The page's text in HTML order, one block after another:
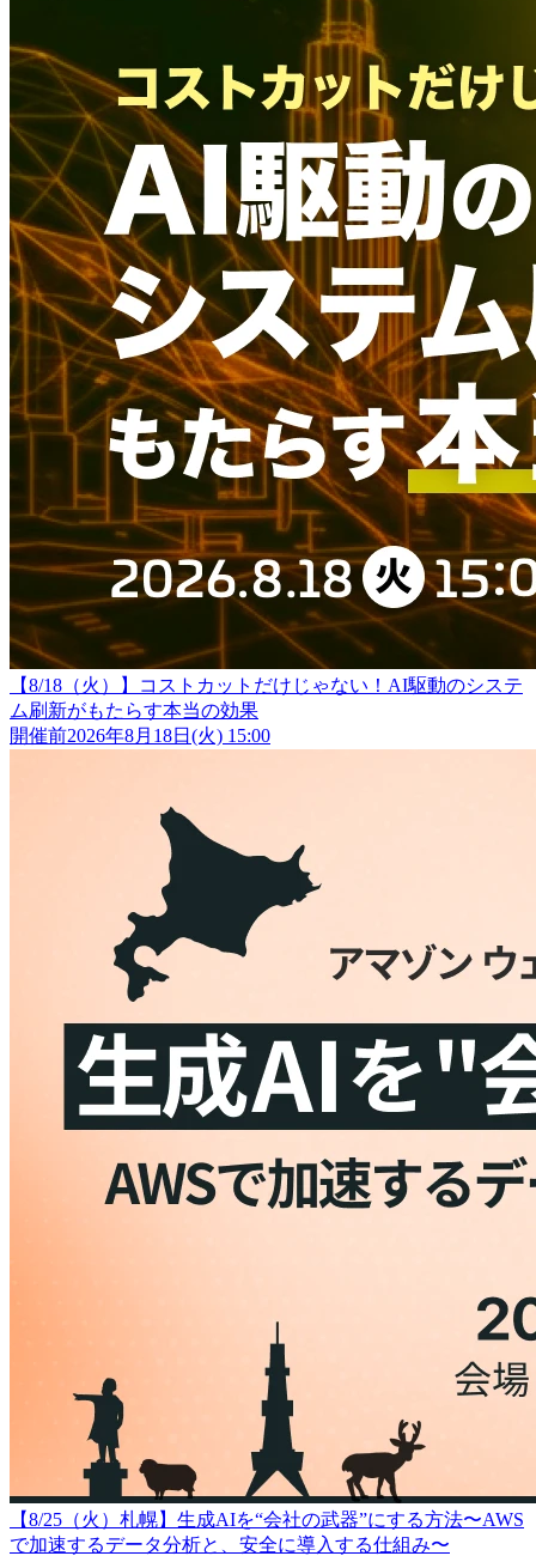
【8/18（火）】コストカットだけじゃない！AI駆動のシステ
ム刷新がもたらす本当の効果
開催前2026年8月18日(火) 15:00
【8/25（火）札幌】生成AIを“会社の武器”にする方法〜AWS
で加速するデータ分析と、安全に導入する仕組み〜